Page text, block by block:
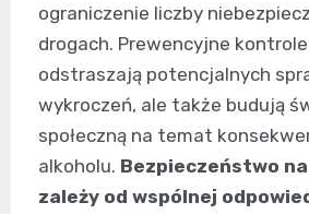
ograniczenie liczby
drogach. Prewencyjne
odstraszają potencjalnych
wykroczeń, ale także budują
społeczną na temat
alkoholu. Bezpieczeństwo
zależy od wspólnej